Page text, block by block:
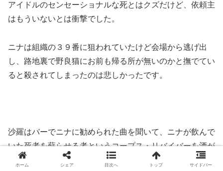
アイドルのセンセーショナルな死とはクズだけど、依頼主
はもういないとは衝撃でした。
ニナは組織の３９番に狙われていたけど会場から逃げ出
し、路地裏で野良猫にお前も帰る所が無いのかと撫でてい
ると殺されてしまったのは悲しかったです。
沙羅はバーでニナに勧められた曲を聞いて、ニナが飲んで
いた死者を蘇らせる者というコープス・リバイバーを酒が
飲めないのに飲んでしまい、ニナの最後のお願いだと一緒
ホーム シェア 目次へ トップ サイドバー